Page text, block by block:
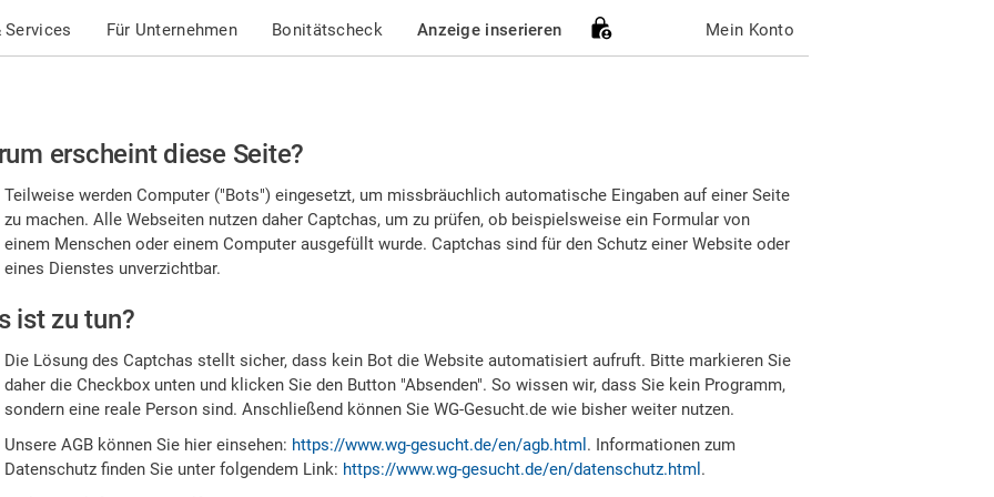
Services Für Unternehmen Bonitätscheck Anzeige inserieren Mein Konto
erscheint diese Seite?
Teilweise werden Computer ("Bots") eingesetzt, um missbräuchlich automatische Eingaben auf einer Seite
zu machen. Alle Webseiten nutzen daher Captchas, um zu prüfen, ob beispielsweise ein Formular von
einem Menschen oder einem Computer ausgefüllt wurde. Captchas sind für den Schutz einer Website oder
eines Dienstes unverzichtbar.
ist zu tun?
Die Lösung des Captchas stellt sicher, dass kein Bot die Website automatisiert aufruft. Bitte markieren Sie
daher die Checkbox unten und klicken Sie den Button "Absenden". So wissen wir, dass Sie kein Programm,
sondern eine reale Person sind. Anschließend können Sie WG-Gesucht.de wie bisher weiter nutzen.
Unsere AGB können Sie hier einsehen: https://www.wg-gesucht.de/en/agb.html . Informationen zum
Datenschutz finden Sie unter folgendem Link: https://www.wg-gesucht.de/en/datenschutz.html .